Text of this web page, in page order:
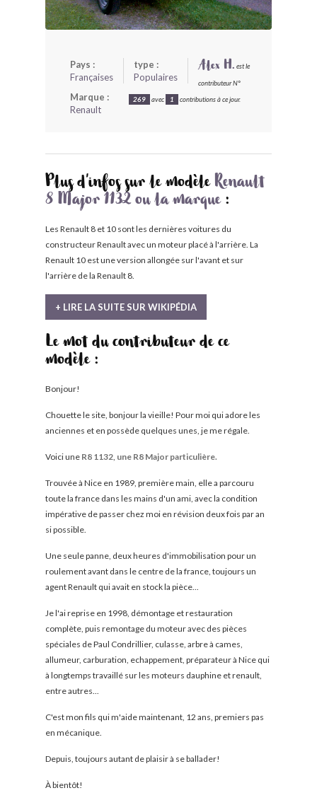
Pays :
Françaises
type :
Populaires
Marque :
Renault
Alex H. est le
contributeur N°
269 avec 1 contributions à ce jour.
Plus d'infos sur le modèle Renault
8 Major 1132 ou la marque:
Les Renault 8 et 10 sont les dernières voitures du
constructeur Renault avec un moteur placé à l'arrière. La
Renault 10 est une version allongée sur l'avant et sur
l'arrière de la Renault 8.
+ LIRE LA SUITE SUR WIKIPÉDIA
Le mot du contributeur de ce
modèle :
Bonjour!
Chouette le site, bonjour la vieille! Pour moi qui adore les
anciennes et en possède quelques unes, je me régale.
Voici une R8 1132, une R8 Major particulière.
Trouvée à Nice en 1989, première main, elle a parcouru
toute la france dans les mains d'un ami, avec la condition
impérative de passer chez moi en révision deux fois par an
si possible.
Une seule panne, deux heures d'immobilisation pour un
roulement avant dans le centre de la france, toujours un
agent Renault qui avait en stock la pièce...
Je l'ai reprise en 1998, démontage et restauration
complète, puis remontage du moteur avec des pièces
spéciales de Paul Condrillier, culasse, arbre à cames,
allumeur, carburation, echappement, préparateur à Nice qui
à longtemps travaillé sur les moteurs dauphine et renault,
entre autres...
C'est mon fils qui m'aide maintenant, 12 ans, premiers pas
en mécanique.
Depuis, toujours autant de plaisir à se ballader!
À bientôt!